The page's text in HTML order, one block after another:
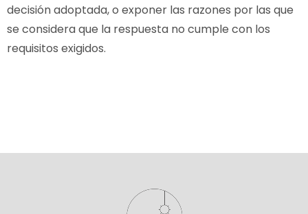
decisión adoptada, o exponer las razones por las que
se considera que la respuesta no cumple con los
requisitos exigidos.